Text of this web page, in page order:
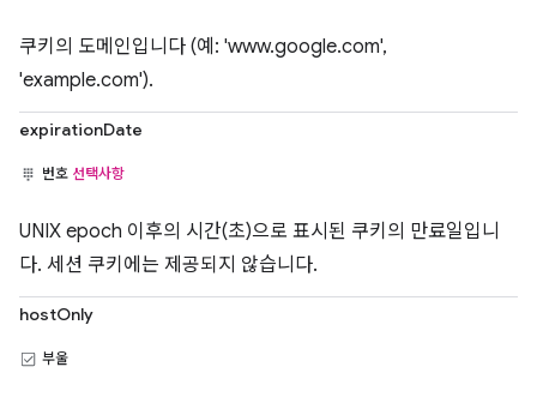
쿠키의 도메인입니다 (예: 'www.google.com',
'example.com').
expirationDate
번호 선택사항
UNIX epoch 이후의 시간(초)으로 표시된 쿠키의 만료일입니
다. 세션 쿠키에는 제공되지 않습니다.
hostOnly
부울